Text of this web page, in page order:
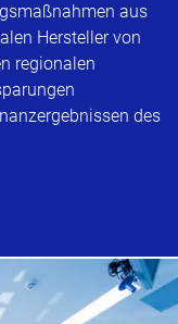
aus
Hersteller von
regionalen
des